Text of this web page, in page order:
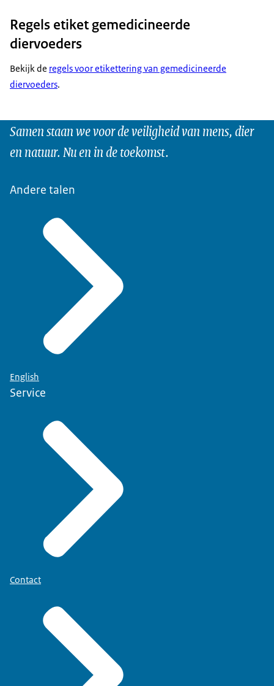
Regels etiket gemedicineerde
diervoeders
Bekijk de regels voor etikettering van gemedicineerde
diervoeders.
Samen staan we voor de veiligheid van mens, dier
en natuur. Nu en in de toekomst.
Andere talen
English
Service
Contact